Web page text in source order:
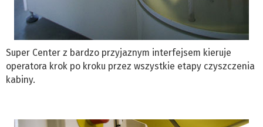
Super Center z bardzo przyjaznym interfejsem kieruje
operatora krok po kroku przez wszystkie etapy czyszczenia
kabiny.